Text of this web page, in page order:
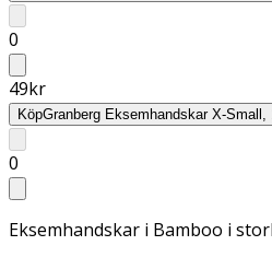
0
49kr
KöpGranberg Eksemhandskar X-Small,
0
Eksemhandskar i Bamboo i